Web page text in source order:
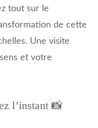
tout sur le
de cette
Une visite
et votre
l’instant 📸